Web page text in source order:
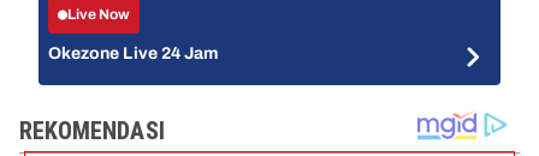
Live Now
Okezone Live 24 Jam